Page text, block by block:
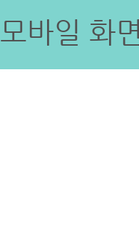
모바일 화